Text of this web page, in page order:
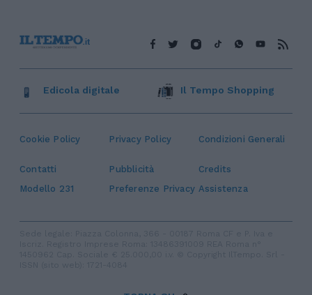
Cookie Policy Privacy Policy Condizioni Generali
Contatti Pubblicità
Credits
Modello 231
Preferenze Privacy Assistenza
Edicola digitale Il Tempo Shopping